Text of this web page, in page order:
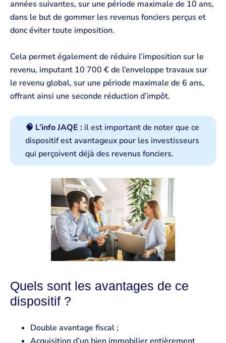
années suivantes, sur une période maximale de 10 ans,
dans le but de gommer les revenus fonciers perçus et
donc éviter toute imposition.
Cela permet également de réduire l’imposition sur le
revenu, imputant 10 700 € de l’enveloppe travaux sur
le revenu global, sur une période maximale de 6 ans,
offrant ainsi une seconde réduction d’impôt.
🧠 L’info JAQE : il est important de noter que ce
dispositif est avantageux pour les investisseurs
qui perçoivent déjà des revenus fonciers.
Quels sont les avantages de ce
dispositif ?
Double avantage fiscal ;